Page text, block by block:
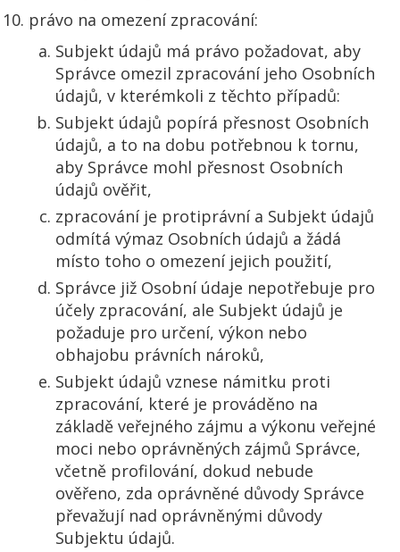
právo na omezení zpracování:
Subjekt údajů má právo požadovat, aby
Správce omezil zpracování jeho Osobních
údajů, v kterémkoli z těchto případů:
Subjekt údajů popírá přesnost Osobních
údajů, a to na dobu potřebnou k tornu,
aby Správce mohl přesnost Osobních
údajů ověřit,
zpracování je protiprávní a Subjekt údajů
odmítá výmaz Osobních údajů a žádá
místo toho o omezení jejich použití,
Správce již Osobní údaje nepotřebuje pro
účely zpracování, ale Subjekt údajů je
požaduje pro určení, výkon nebo
obhajobu právních nároků,
Subjekt údajů vznese námitku proti
zpracování, které je prováděno na
základě veřejného zájmu a výkonu veřejné
moci nebo oprávněných zájmů Správce,
včetně profilování, dokud nebude
ověřeno, zda oprávněné důvody Správce
převažují nad oprávněnými důvody
Subjektu údajů.